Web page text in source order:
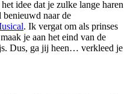
idee dat je zulke lange haren
benieuwd naar de
. Ik vergat om als prinses
je aan het eind van de
Dus, ga jij heen… verkleed je